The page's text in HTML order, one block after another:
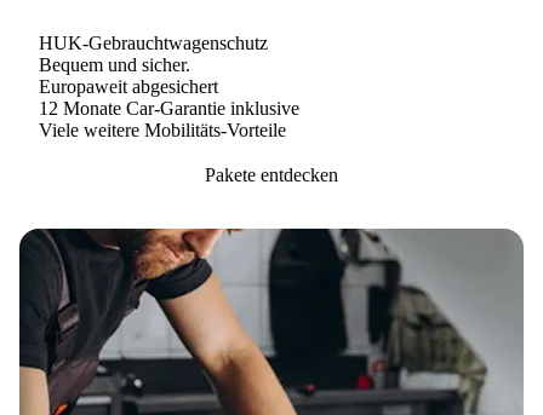
HUK-Gebrauchtwagenschutz
Bequem und sicher.
Europaweit abgesichert
12 Monate Car-Garantie inklusive
Viele weitere Mobilitäts-Vorteile
Pakete entdecken